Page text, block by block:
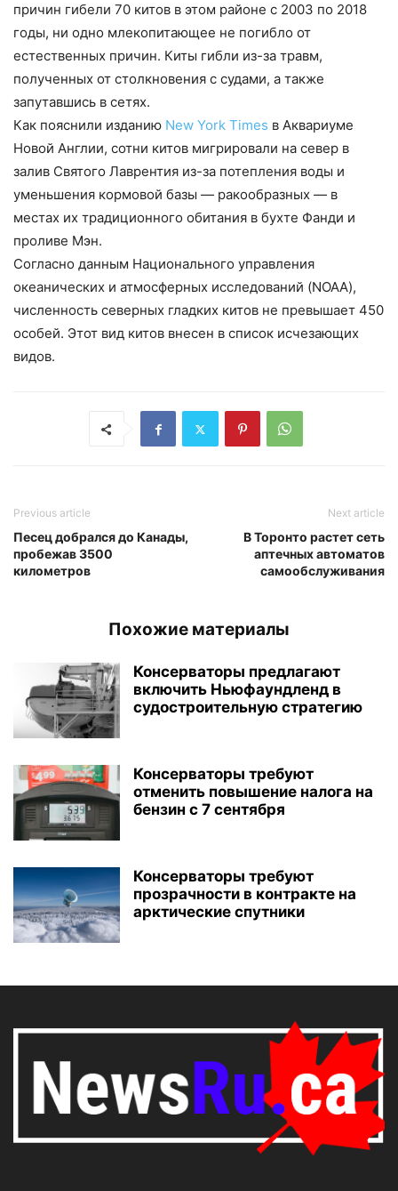
причин гибели 70 китов в этом районе с 2003 по 2018
годы, ни одно млекопитающее не погибло от
естественных причин. Киты гибли из-за травм,
полученных от столкновения с судами, а также
запутавшись в сетях.
Как пояснили изданию New York Times в Аквариуме
Новой Англии, сотни китов мигрировали на север в
залив Святого Лаврентия из-за потепления воды и
уменьшения кормовой базы — ракообразных — в
местах их традиционного обитания в бухте Фанди и
проливе Мэн.
Согласно данным Национального управления
океанических и атмосферных исследований (NOAA),
численность северных гладких китов не превышает 450
особей. Этот вид китов внесен в список исчезающих
видов.
Previous article
Песец добрался до Канады,
пробежав 3500
километров
Next article
В Торонто растет сеть
аптечных автоматов
самообслуживания
Похожие материалы
Консерваторы предлагают
включить Ньюфаундленд в
судостроительную стратегию
Консерваторы требуют
отменить повышение налога на
бензин с 7 сентября
Консерваторы требуют
прозрачности в контракте на
арктические спутники